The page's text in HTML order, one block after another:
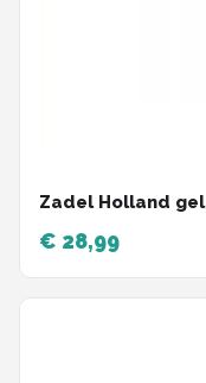
Zadel Holland
€ 28,99